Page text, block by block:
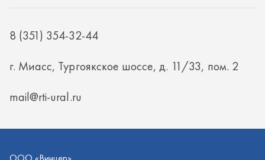
ИНН 7415101168
ОГРН 1187456037768
Политика конфиденциальности